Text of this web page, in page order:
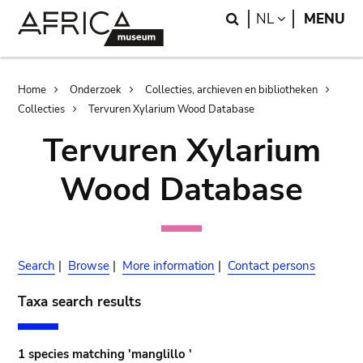
Search
NL LANGUAGE
MENU
Breadcrumb
Home Onderzoek
Collecties, archieven en bibliotheken
Collecties
Tervuren Xylarium Wood Database
Tervuren Xylarium
Wood Database
Search | Browse | More information | Contact persons
Taxa search results
1 species matching 'manglillo '